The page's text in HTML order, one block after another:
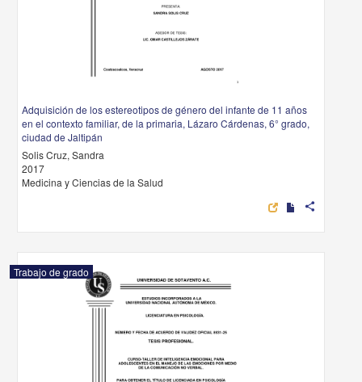
Adquisición de los estereotipos de género del infante de 11 años
en el contexto familiar, de la primaria, Lázaro Cárdenas, 6° grado,
ciudad de Jaltipán
Solis Cruz, Sandra
2017
Medicina y Ciencias de la Salud
share
Trabajo de grado